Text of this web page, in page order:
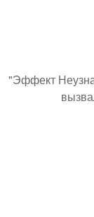
"Эффект